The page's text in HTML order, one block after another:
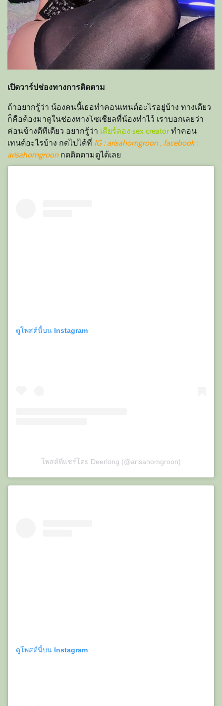
เปิดวาร์ปช่องทางการติดตาม
ถ้าอยากรู้ว่า น้องคนนี้เธอทำคอนเทนต์อะไรอยู่บ้าง ทางเดียว
ก็คือต้องมาดูในช่องทางโซเชียลที่น้องทำไว้ เราบอกเลยว่า
ค่อนข้างดีทีเดียว อยากรู้ว่า เดียร์ลอง sex creator ทำคอน
เทนต์อะไรบ้าง กดไปได้ที่ IG : arisahomgroon , facebook :
arisahomgroon กดติดตามดูได้เลย
ดูโพสต์นี้บน Instagram
โพสต์ที่แชร์โดย Deerlong (@arisahomgroon)
ดูโพสต์นี้บน Instagram